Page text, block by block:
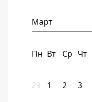
Март
Пн Вт Ср Чт
29 1 2 3